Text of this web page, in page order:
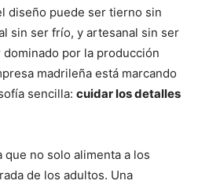
diseño puede ser tierno sin
sin ser frío, y artesanal sin ser
por la producción
madrileña está marcando
sencilla: cuidar los detalles
que no solo alimenta a los
de los adultos. Una